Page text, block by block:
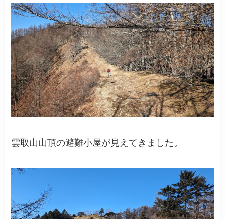
雲取山山頂の避難小屋が見えてきました。